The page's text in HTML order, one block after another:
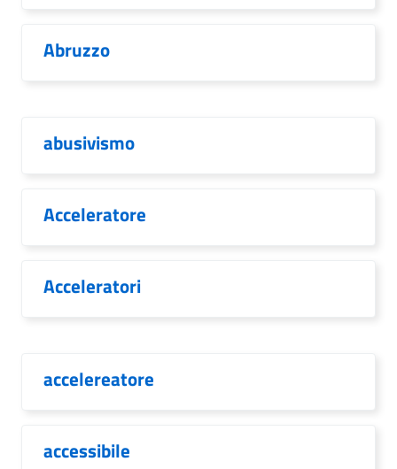
Abruzzo
abusivismo
Acceleratore
Acceleratori
accelereatore
accessibile